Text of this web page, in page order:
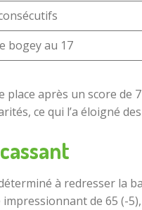
bogey au 17
après un score de
ce qui l’a éloigné
à redresser la
de 65 (-5),